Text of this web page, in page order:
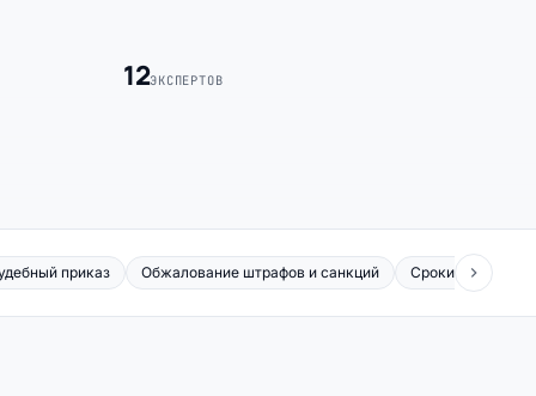
12ЭКСПЕРТОВ
приказ Обжалование штрафов и санкций Сроки